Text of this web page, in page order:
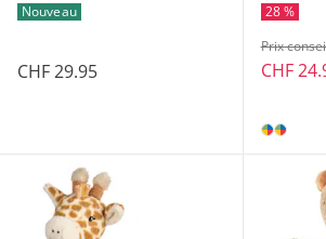
Nouveau
CHF 29.95
28 %
CHF
Prix